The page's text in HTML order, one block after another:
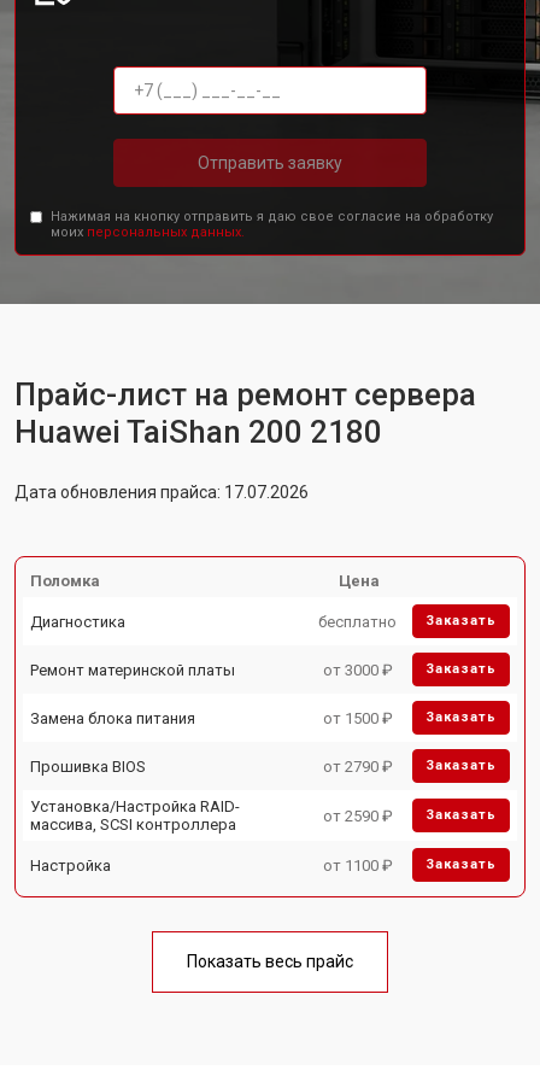
Отправить заявку
Нажимая на кнопку отправить я даю свое согласие на обработку
моих персональных данных.
Прайс-лист на ремонт сервера
Huawei TaiShan 200 2180
Дата обновления прайса: 17.07.2026
Поломка Цена
Диагностика бесплатно Заказать
Ремонт материнской платы от 3000 ₽ Заказать
Замена блока питания от 1500 ₽ Заказать
Прошивка BIOS от 2790 ₽ Заказать
Установка/Настройка RAID-
массива, SCSI контроллера
от 2590 ₽ Заказать
Настройка от 1100 ₽ Заказать
Показать весь прайс